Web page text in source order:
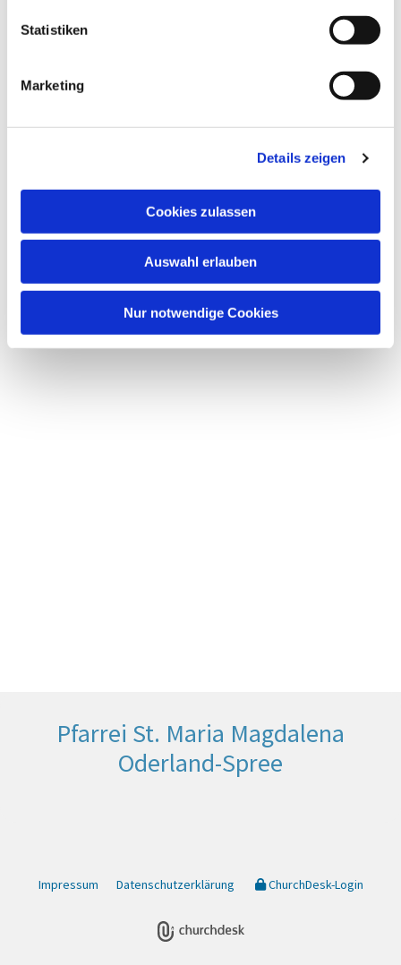
Statistiken
Marketing
Details zeigen
Cookies zulassen
Auswahl erlauben
Nur notwendige Cookies
Dies könnte Sie auch
interessieren
Pfarrei St. Maria Magdalena
Oderland-Spree
Impressum Datenschutzerklärung ChurchDesk-Login